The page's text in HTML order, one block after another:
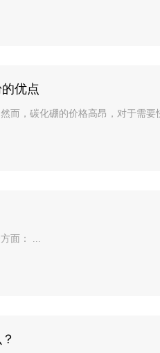
优点
而，碳化硼的价格高昂，对于需
面： ...